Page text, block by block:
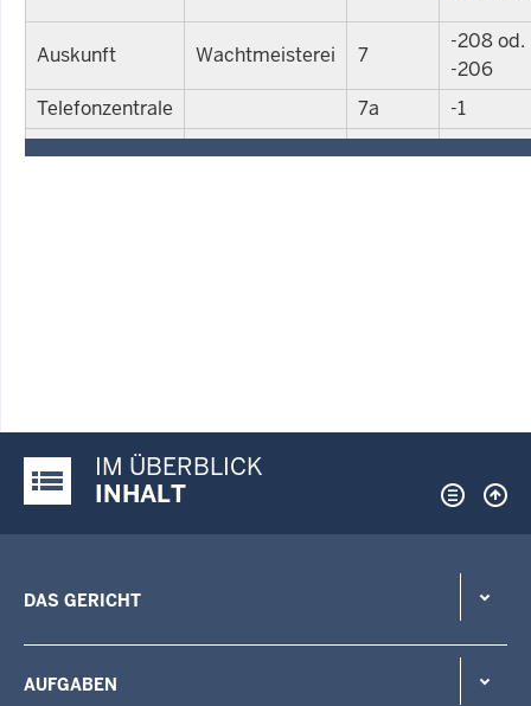
Auskunft Wachtmeisterei 7
-208 od.
-206
Telefonzentrale
7a -1
Justiz-Portal im Überblick:
IM ÜBERBLICK
INHALT
DAS GERICHT
AUFGABEN